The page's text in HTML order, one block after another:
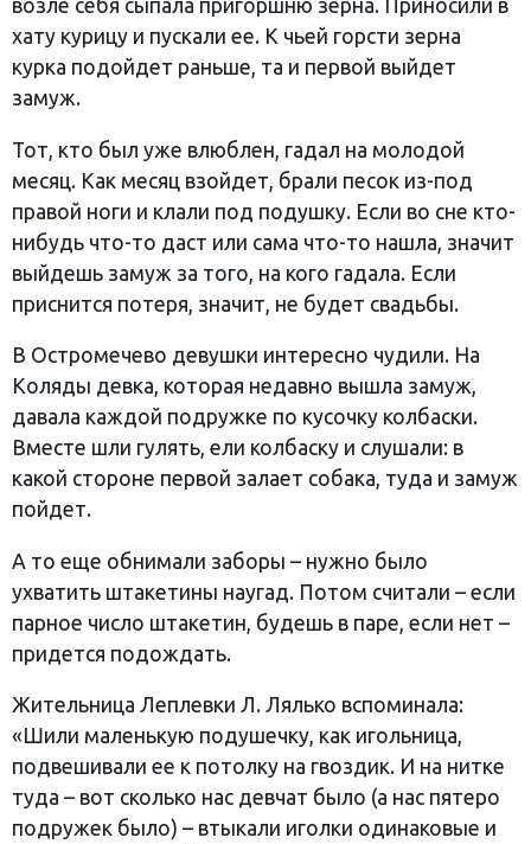
возле себя сыпала пригоршню зерна. Приносили в
хату курицу и пускали ее. К чьей горсти зерна
курка подойдет раньше, та и первой выйдет
замуж.
Тот, кто был уже влюблен, гадал на молодой
месяц. Как месяц взойдет, брали песок из-под
правой ноги и клали под подушку. Если во сне кто-
нибудь что-то даст или сама что-то нашла, значит
выйдешь замуж за того, на кого гадала. Если
приснится потеря, значит, не будет свадьбы.
В Остромечево девушки интересно чудили. На
Коляды девка, которая недавно вышла замуж,
давала каждой подружке по кусочку колбаски.
Вместе шли гулять, ели колбаску и слушали: в
какой стороне первой залает собака, туда и замуж
пойдет.
А то еще обнимали заборы – нужно было
ухватить штакетины наугад. Потом считали – если
парное число штакетин, будешь в паре, если нет –
придется подождать.
Жительница Леплевки Л. Лялько вспоминала:
«Шили маленькую подушечку, как игольница,
подвешивали ее к потолку на гвоздик. И на нитке
туда – вот сколько нас девчат было (а нас пятеро
подружек было) – втыкали иголки одинаковые и